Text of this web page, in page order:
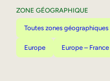
ZONE GÉOGRAPHIQUE
Toutes zones géographiques
Europe Europe – France